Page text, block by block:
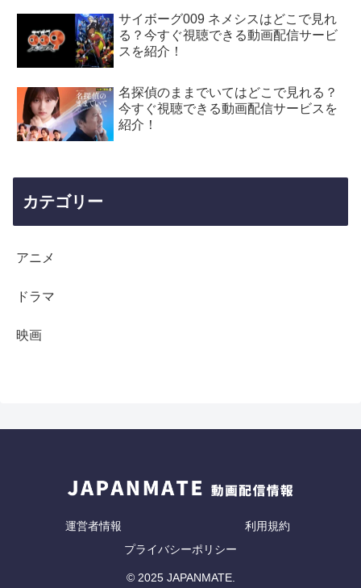
サイボーグ009 ネメシスはどこで見れ
る？今すぐ視聴できる動画配信サービ
スを紹介！
名探偵のままでいてはどこで見れる？
今すぐ視聴できる動画配信サービスを
紹介！
カテゴリー
アニメ
ドラマ
映画
運営者情報
利用規約
プライバシーポリシー
© 2025 JAPANMATE.